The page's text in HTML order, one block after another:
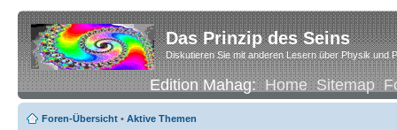
Das Prinzip des Seins
Diskutieren Sie mit anderen Lesern über Physik und
Edition Mahag:Home Sitemap
Foren-Übersicht • Aktive Themen